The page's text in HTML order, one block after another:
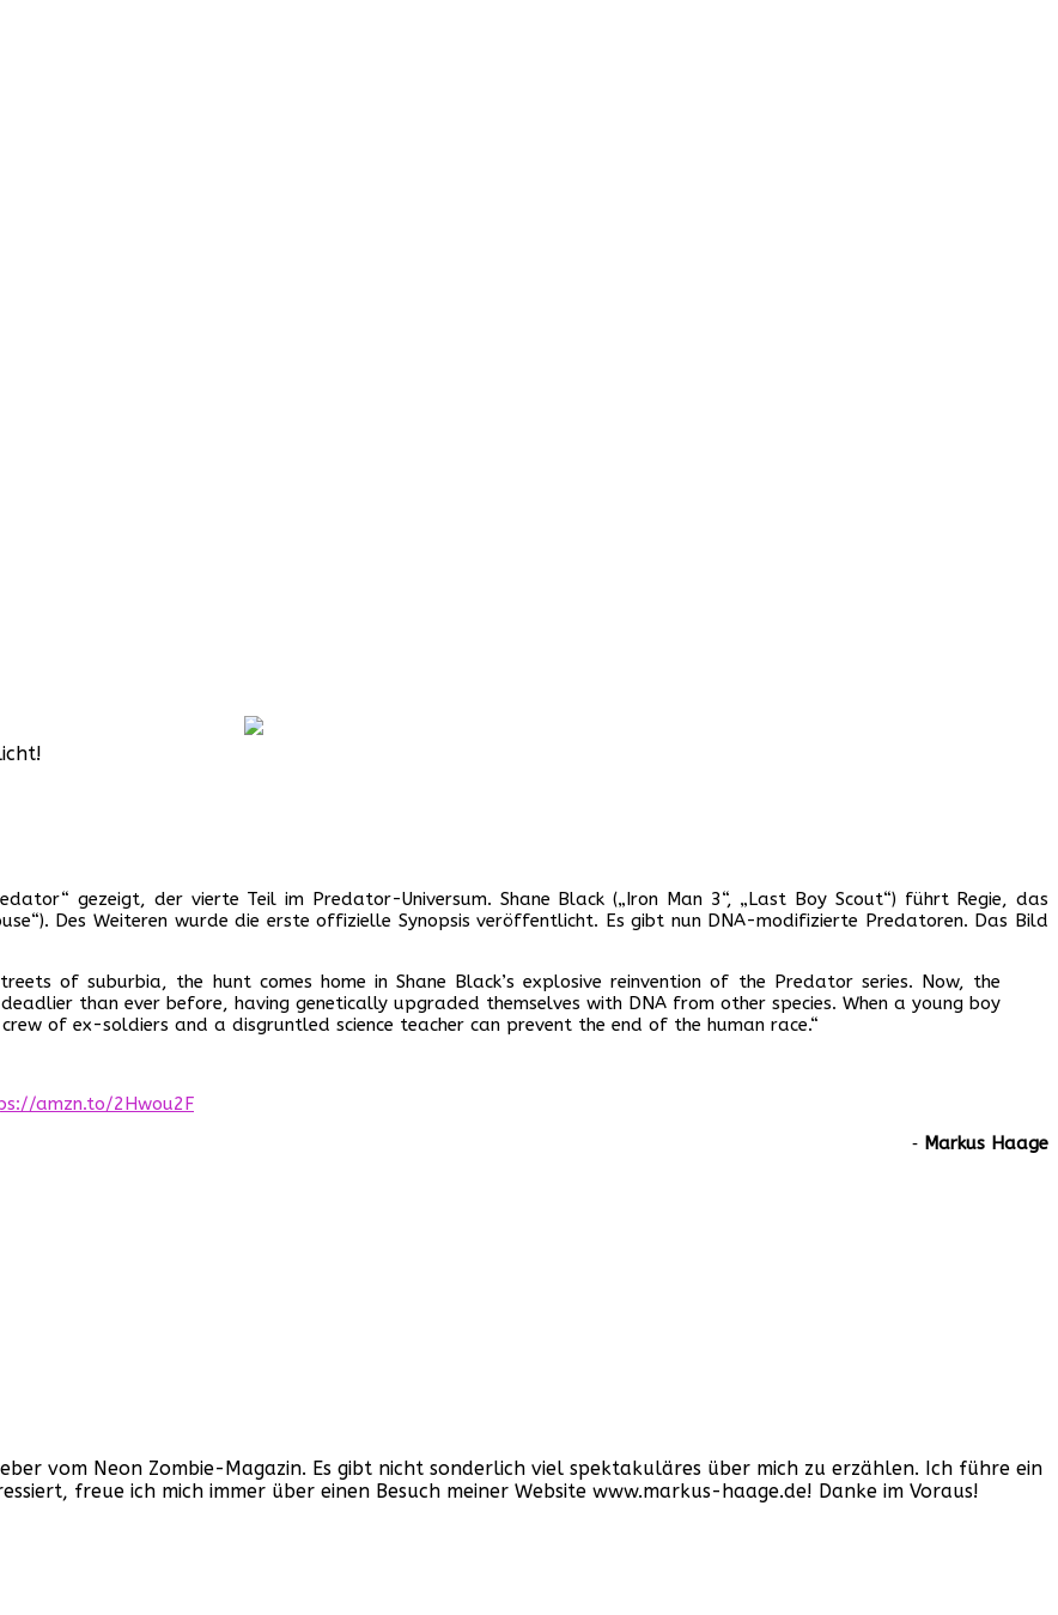
gezeigt, der vierte Teil im Predator-Universum. Shane Black („Iron Man 3“, „Last Boy Scout“) führt Regie, das
Des Weiteren wurde die erste offizielle Synopsis veröffentlicht. Es gibt nun DNA-modifizierte Predatoren. Das Bild
of suburbia, the hunt comes home in Shane Black’s explosive reinvention of the Predator series. Now, the
than ever before, having genetically upgraded themselves with DNA from other species. When a young boy
of ex-soldiers and a disgruntled science teacher can prevent the end of the human race.“
amzn.to/2Hwou2F
‐ Markus Haage
vom Neon Zombie-Magazin. Es gibt nicht sonderlich viel spektakuläres über mich zu erzählen. Ich führe ein
freue ich mich immer über einen Besuch meiner Website www.markus-haage.de! Danke im Voraus!